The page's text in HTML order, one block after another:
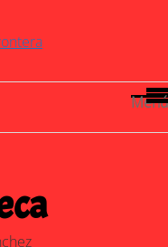
Menú